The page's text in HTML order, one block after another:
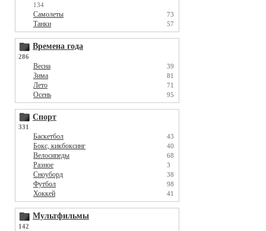
134
Самолеты 73
Танки 57
Времена года
286
Весна 39
Зима 81
Лето 71
Осень 95
Спорт
331
Баскетбол 43
Бокс, кикбоксинг 40
Велосипеды 68
Разное 3
Сноуборд 38
Футбол 98
Хоккей 41
Мультфильмы
142